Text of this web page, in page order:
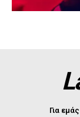
Για εμάς